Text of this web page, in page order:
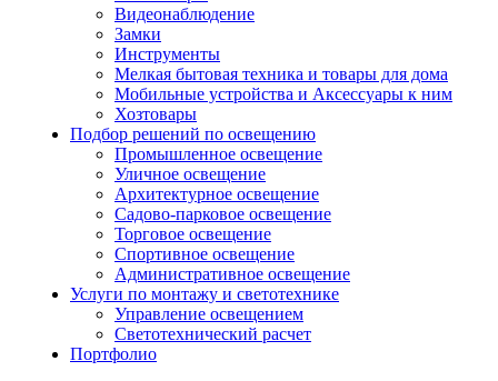
Видеонаблюдение
Замки
Инструменты
Мелкая бытовая техника и товары для дома
Мобильные устройства и Аксессуары к ним
Хозтовары
Подбор решений по освещению
Промышленное освещение
Уличное освещение
Архитектурное освещение
Садово-парковое освещение
Торговое освещение
Спортивное освещение
Административное освещение
Услуги по монтажу и светотехнике
Управление освещением
Светотехнический расчет
Портфолио